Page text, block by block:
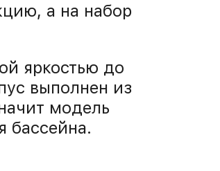
а на набор
яркостью до
выполнен из
модель
бассейна.